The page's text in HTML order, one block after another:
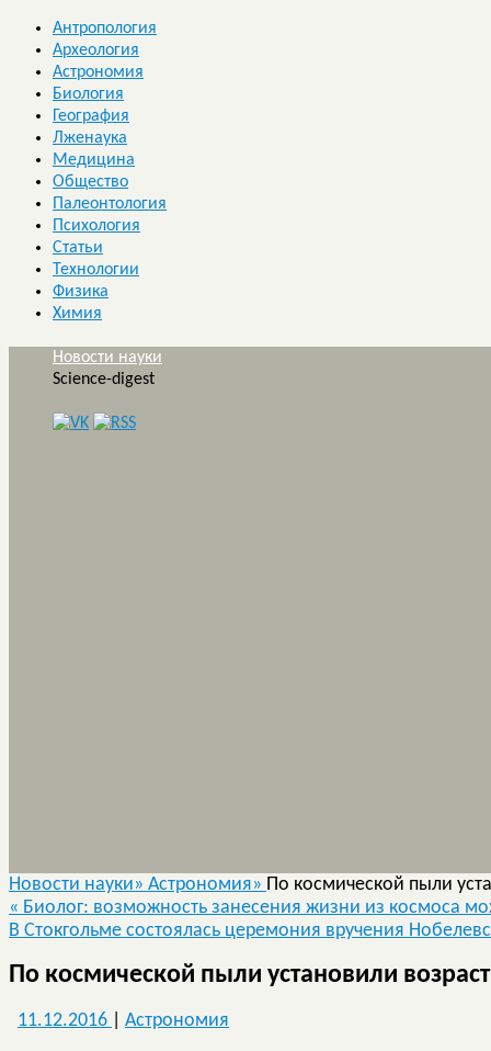
Антропология
Археология
Астрономия
Биология
География
Лженаука
Медицина
Общество
Палеонтология
Психология
Статьи
Технологии
Физика
Химия
Новости науки
Science-digest
Новости науки» Астрономия» По космической пыли
« Биолог: возможность занесения жизни из космоса
В Стокгольме состоялась церемония вручения
По космической пыли установили
11.12.2016 Астрономия